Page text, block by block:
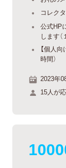
コレク
公式HP
します（
【個人
時間）
2023年
15人が